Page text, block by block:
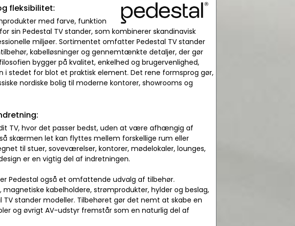
fleksibilitet:
med farve, funktion
sin Pedestal TV stander, som kombinerer skandinavisk
miljøer. Sortimentet omfatter Pedestal TV stander
kabelløsninger og gennemtænkte detaljer, der gør
bygger på kvalitet, enkelhed og brugervenlighed,
i stedet for blot et praktisk element. Det rene formsprog gør,
nordiske bolig til moderne kontorer, showrooms og
TV, hvor det passer bedst, uden at være afhængig af
skærmen let kan flyttes mellem forskellige rum eller
til stuer, soveværelser, kontorer, mødelokaler, lounges,
er en vigtig del af indretningen.
Pedestal også et omfattende udvalg af tilbehør.
kabelholdere, strømprodukter, hylder og beslag,
stander modeller. Tilbehøret gør det nemt at skabe en
og øvrigt AV-udstyr fremstår som en naturlig del af